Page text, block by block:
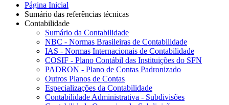
Página Inicial
Sumário das referências técnicas
Contabilidade
Sumário da Contabilidade
NBC - Normas Brasileiras de Contabilidade
IAS - Normas Internacionais de Contabilidade
COSIF - Plano Contábil das Instituições do SFN
PADRON - Plano de Contas Padronizado
Outros Planos de Contas
Especializações da Contabilidade
Contabilidade Administrativa - Subdivisões